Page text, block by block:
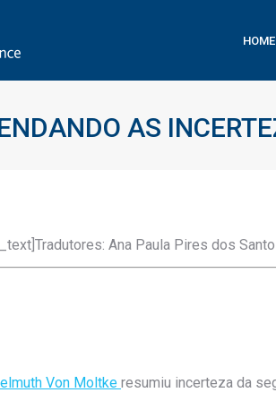
HOME
AS
Ana Paula Pires dos
Von Moltke resumiu incerteza da